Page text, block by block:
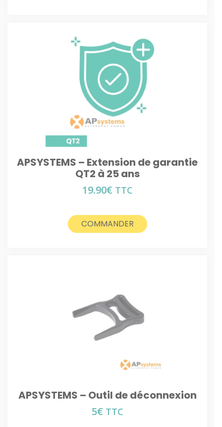
APSYSTEMS – Extension de garantie
QT2 à 25 ans
19.90€ TTC
COMMANDER
APSYSTEMS – Outil de déconnexion
5€ TTC